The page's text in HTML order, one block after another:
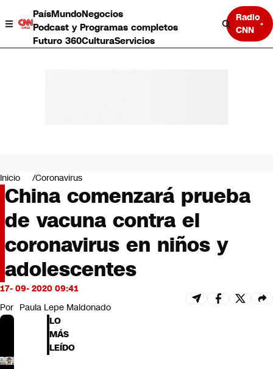
PaísMundoNegocios
Podcast y Programas completos
Futuro 360CulturaServicios
Radio
CNN
Negocios
Deportes
Programas completos
Cultura
Servicios
Bits
CNN tiempo
Futuro 360
Inicio Coronavirus
China comenzará prueba
de vacuna contra el
coronavirus en niños y
adolescentes
17- 09- 2020 09:41
Por Paula Lepe Maldonado
LO
MÁS
LEÍDO